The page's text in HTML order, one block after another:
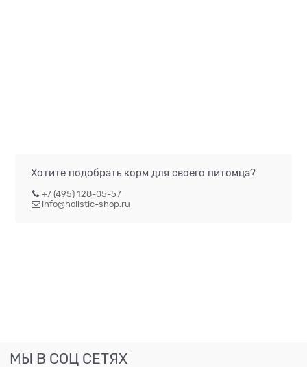
Хотите подобрать корм для своего питомца?
+7 (495) 128-05-57
info@holistic-shop.ru
МЫ В СОЦ СЕТЯХ